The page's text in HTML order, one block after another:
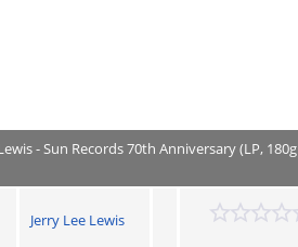
- Sun Records 70th Anniversary (LP, 180g
Jerry Lee Lewis